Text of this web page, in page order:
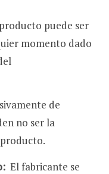
puede ser
momento dado
de
no ser la
El fabricante se